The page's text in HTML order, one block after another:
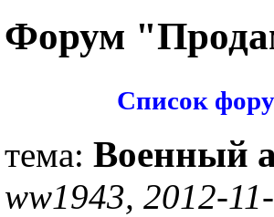
Форум
Список
тема: Военный
ww1943, 2012-